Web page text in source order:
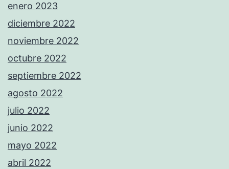
enero 2023
diciembre 2022
noviembre 2022
octubre 2022
septiembre 2022
agosto 2022
julio 2022
junio 2022
mayo 2022
abril 2022